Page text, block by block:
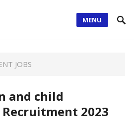
MENU
JOBS
and child
2023